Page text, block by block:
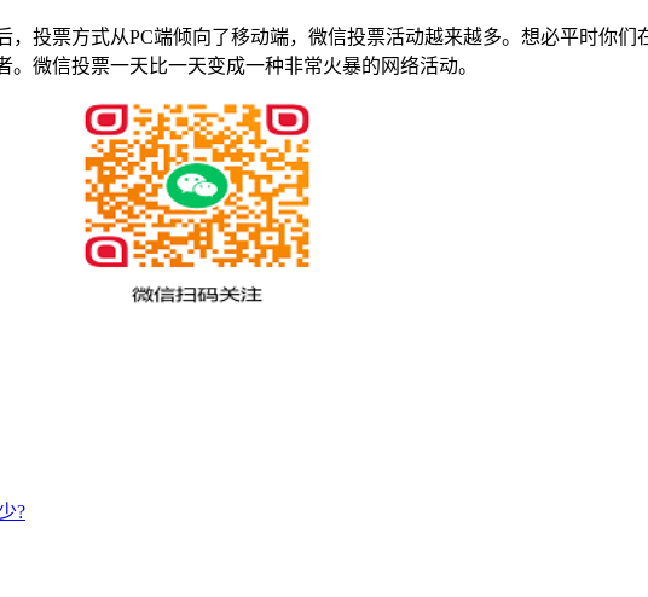
投票方式从PC端倾向了移动端，微信投票活动越来越多。想必平时你们
微信投票一天比一天变成一种非常火暴的网络活动。
?